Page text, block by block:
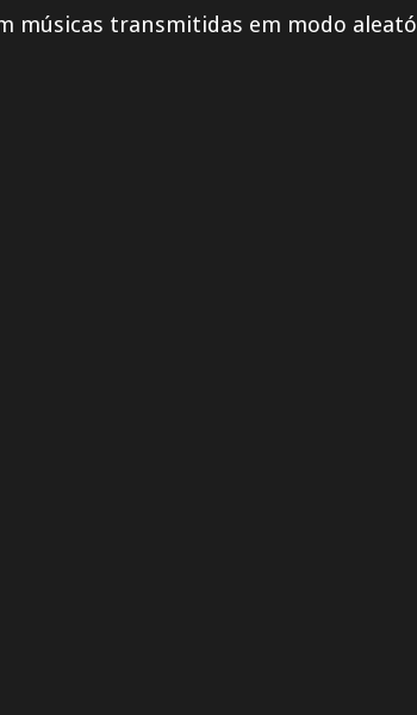
músicas transmitidas em modo